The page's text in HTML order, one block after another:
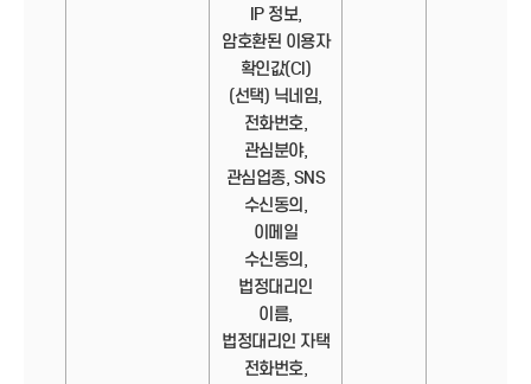
IP 정보,
암호환된 이용자
확인값(CI)
(선택) 닉네임,
전화번호,
관심분야,
관심업종, SNS
수신동의,
이메일
수신동의,
법정대리인
이름,
법정대리인 자택
전화번호,